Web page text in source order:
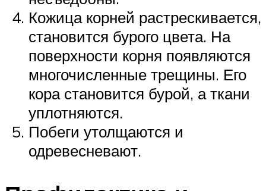
Кожица корней растрескивается,
становится бурого цвета. На
поверхности корня появляются
многочисленные трещины. Его
кора становится бурой, а ткани
уплотняются.
Побеги утолщаются и
одревесневают.